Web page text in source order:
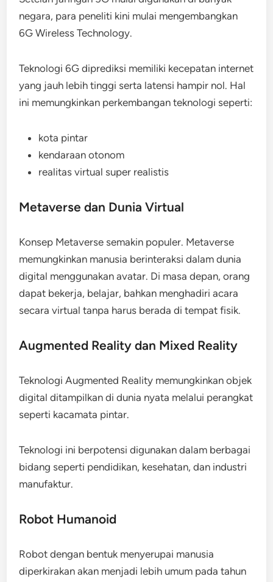
negara, para peneliti kini mulai mengembangkan
6G Wireless Technology.
Teknologi 6G diprediksi memiliki kecepatan internet
yang jauh lebih tinggi serta latensi hampir nol. Hal
ini memungkinkan perkembangan teknologi seperti:
kota pintar
kendaraan otonom
realitas virtual super realistis
Metaverse dan Dunia Virtual
Konsep Metaverse semakin populer. Metaverse
memungkinkan manusia berinteraksi dalam dunia
digital menggunakan avatar. Di masa depan, orang
dapat bekerja, belajar, bahkan menghadiri acara
secara virtual tanpa harus berada di tempat fisik.
Augmented Reality dan Mixed Reality
Teknologi Augmented Reality memungkinkan objek
digital ditampilkan di dunia nyata melalui perangkat
seperti kacamata pintar.
Teknologi ini berpotensi digunakan dalam berbagai
bidang seperti pendidikan, kesehatan, dan industri
manufaktur.
Robot Humanoid
Robot dengan bentuk menyerupai manusia
diperkirakan akan menjadi lebih umum pada tahun